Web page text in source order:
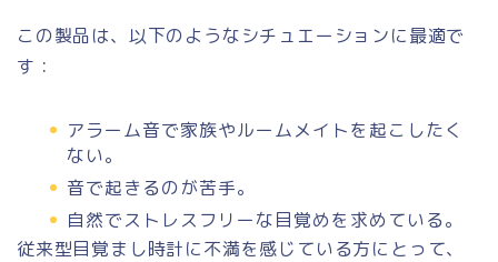
この製品は、以下のようなシチュエーションに最適で
す：
アラーム音で家族やルームメイトを起こしたく
ない。
音で起きるのが苦手。
自然でストレスフリーな目覚めを求めている。
従来型目覚まし時計に不満を感じている方にとって、